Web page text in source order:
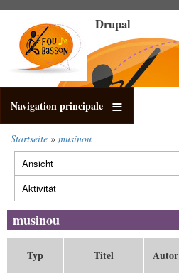
Inhalt
Drupal
Navigation principale
Pfadnavigation
Startseite musinou
Primäre
Reiter
Ansicht
Aktivität
Reiter)
musinou
Typ Titel Autor